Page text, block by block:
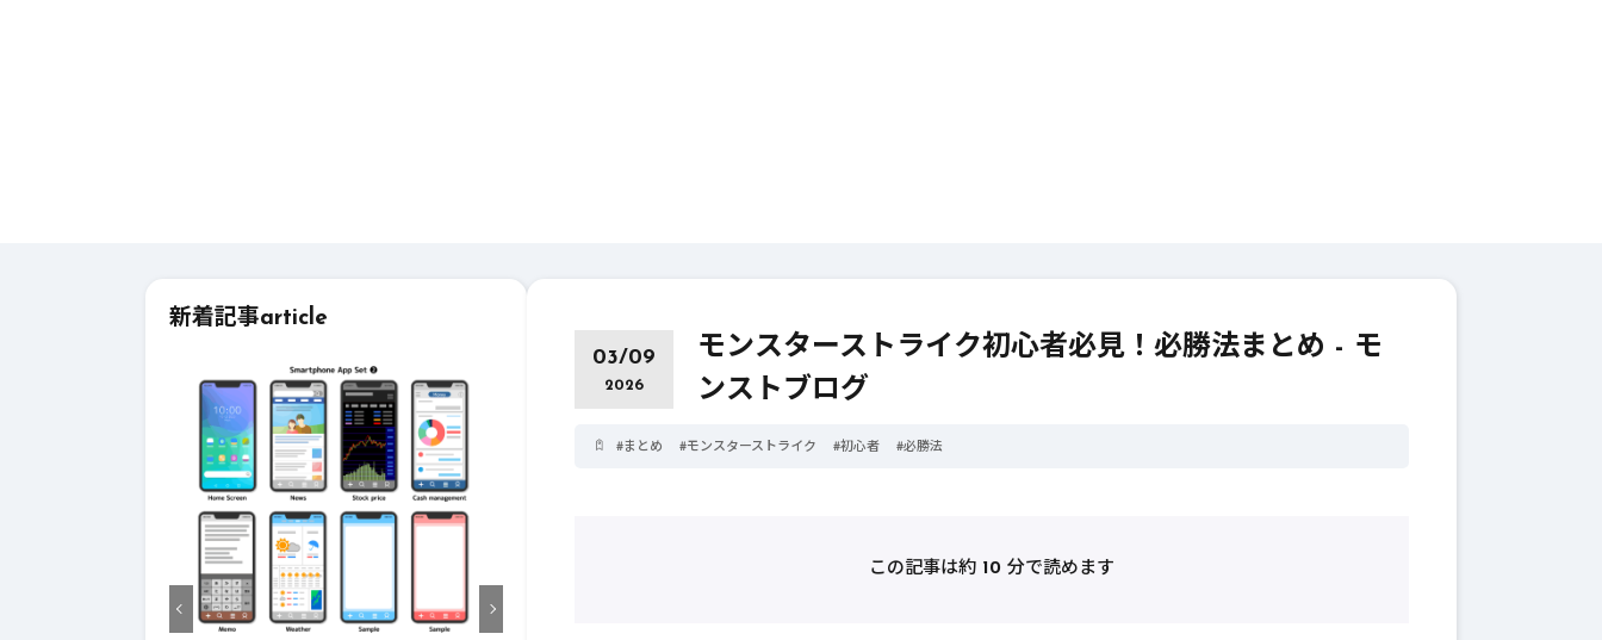
新着記事article
03/09
2026
モンスターストライク初心者必見！必勝法まとめ - モ
ンストブログ
#まとめ #モンスターストライク #初心者 #必勝法
この記事は約 10 分で読めます